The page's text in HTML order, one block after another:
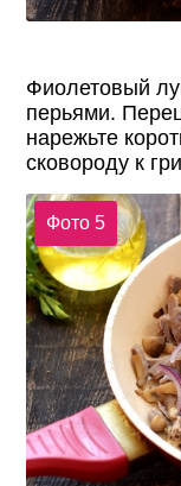
Фиолетовый
перьями.
нарежьте
сковороду к
Фото 5